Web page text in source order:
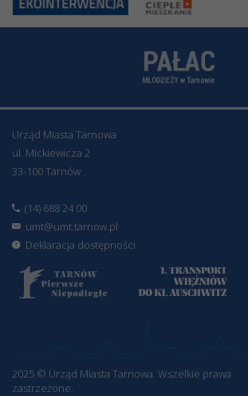
Urząd Miasta Tarnowa
ul. Mickiewicza 2
33-100 Tarnów
(14) 688 24 00
umt@umt.tarnow.pl
Deklaracja dostępności
2025 © Urząd Miasta Tarnowa. Wszelkie prawa
zastrzeżone.